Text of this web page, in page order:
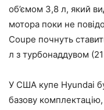
об’ємом 3,8 л, який
мотора поки не
Coupe почнуть
л з турбонаддувом
У США купе Hyundai
базову